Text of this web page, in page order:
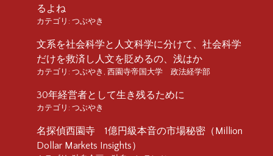
るよね
カテゴリ: つぶやき
文系を社会科学と人文科学に分けて、社会科学
だけを救済し人文を貶めるの、浅はか
カテゴリ: つぶやき 西園寺帝国大学 政法経学部
30年経営者として生き残るために
カテゴリ: つぶやき
名探偵西園寺 1億円級本音の市場秘密（Million
Dollar Markets Insights）